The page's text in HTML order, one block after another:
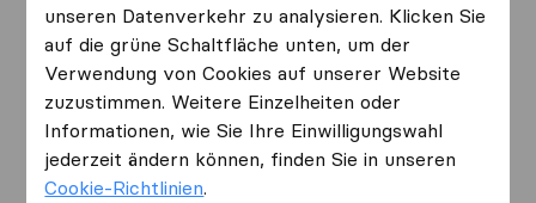
unseren Datenverkehr zu analysieren. Klicken Sie
auf die grüne Schaltfläche unten, um der
Verwendung von Cookies auf unserer Website
zuzustimmen. Weitere Einzelheiten oder
Informationen, wie Sie Ihre Einwilligungswahl
jederzeit ändern können, finden Sie in unseren
Cookie-Richtlinien.
Wo wohnen Sie jetzt und
wo ziehen Sie hin?
Ich ziehevon